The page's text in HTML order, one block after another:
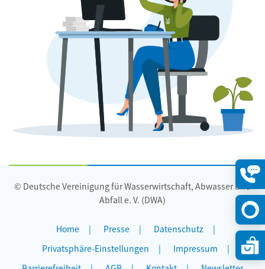
© Deutsche Vereinigung für Wasserwirtschaft, Abwasser und
Abfall e. V. (DWA)
Home Presse
Datenschutz
Privatsphäre-Einstellungen
Impressum